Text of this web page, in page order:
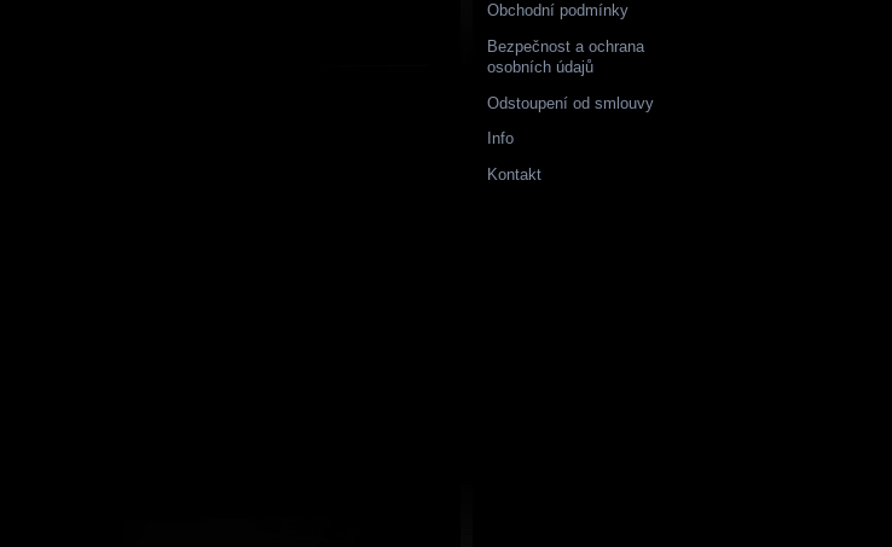
Obchodní podmínky
Bezpečnost a ochrana
osobních údajů
Odstoupení od smlouvy
Info
Kontakt